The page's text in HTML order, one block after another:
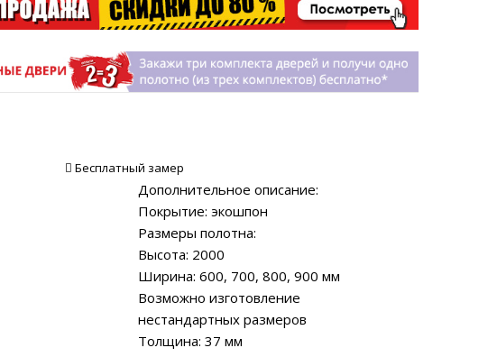
Бесплатный замер
Дополнительное описание:
Покрытие: экошпон
Размеры полотна:
Высота: 2000
Ширина: 600, 700, 800, 900 мм
Возможно изготовление
нестандартных размеров
Толщина: 37 мм